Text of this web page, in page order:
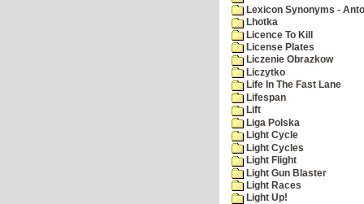
Lexicon Synonyms -
Lhotka
Licence To Kill
License Plates
Liczenie Obrazkow
Liczytko
Life In The Fast Lane
Lifespan
Lift
Liga Polska
Light Cycle
Light Cycles
Light Flight
Light Gun Blaster
Light Races
Light Up!